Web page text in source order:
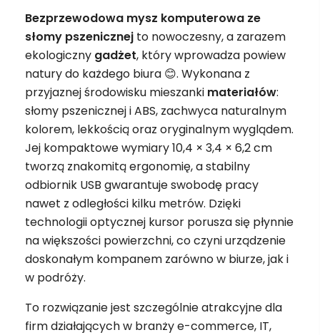
Bezprzewodowa mysz komputerowa ze
słomy pszenicznej to nowoczesny, a zarazem
ekologiczny gadżet, który wprowadza powiew
natury do każdego biura 😊. Wykonana z
przyjaznej środowisku mieszanki materiałów:
słomy pszenicznej i ABS, zachwyca naturalnym
kolorem, lekkością oraz oryginalnym wyglądem.
Jej kompaktowe wymiary 10,4 × 3,4 × 6,2 cm
tworzą znakomitą ergonomię, a stabilny
odbiornik USB gwarantuje swobodę pracy
nawet z odległości kilku metrów. Dzięki
technologii optycznej kursor porusza się płynnie
na większości powierzchni, co czyni urządzenie
doskonałym kompanem zarówno w biurze, jak i
w podróży.
To rozwiązanie jest szczególnie atrakcyjne dla
firm działających w branży e-commerce, IT,